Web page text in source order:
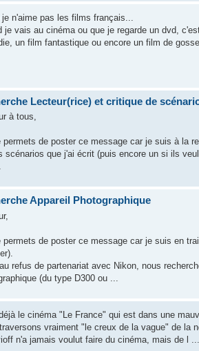
je n'aime pas les films français...
je vais au cinéma ou que je regarde un dvd,
un film fantastique ou encore un film de
Lecteur(rice) et critique de
à tous,
permets de poster ce message car je suis à la
scénarios que j'ai écrit (puis encore un si ils
Appareil Photographique
permets de poster ce message car je suis en
refus de partenariat avec Nikon, nous
(du type D300 ou ...
déjà le cinéma "Le France" qui est dans une
vraiment "le creux de la vague" de la
n'a jamais voulut faire du cinéma, mais de l ...